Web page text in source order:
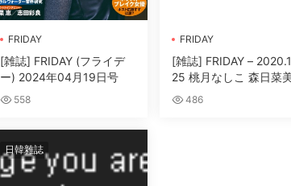
FRIDAY
[雑誌] FRIDAY (フライデ
ー) 2024年04月19日号
558
FRIDAY
[雑誌] FRIDAY –
25 桃月なしこ 森日菜
井桁弘恵 ミッシェル愛
486
日韓雜誌